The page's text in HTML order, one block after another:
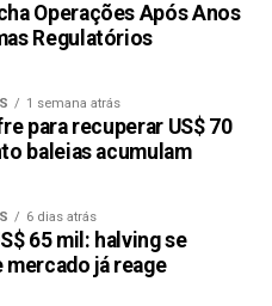
um pedestal elevado para
de Token da
Ser Seu
nos círculos de
de tokens, agora é o
Operações Após Anos
Regulatórios
1 semana atrás
para recuperar US$ 70
baleias acumulam
6 dias atrás
65 mil: halving se
mercado já reage